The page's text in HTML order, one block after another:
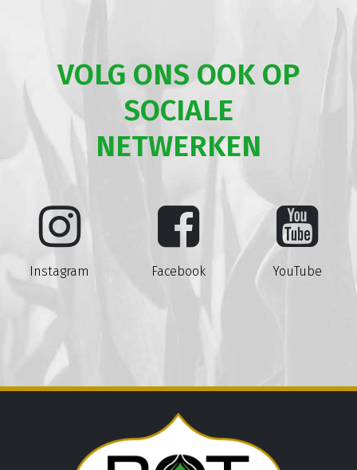
VOLG ONS OOK OP
SOCIALE
NETWERKEN
Instagram Facebook YouTube